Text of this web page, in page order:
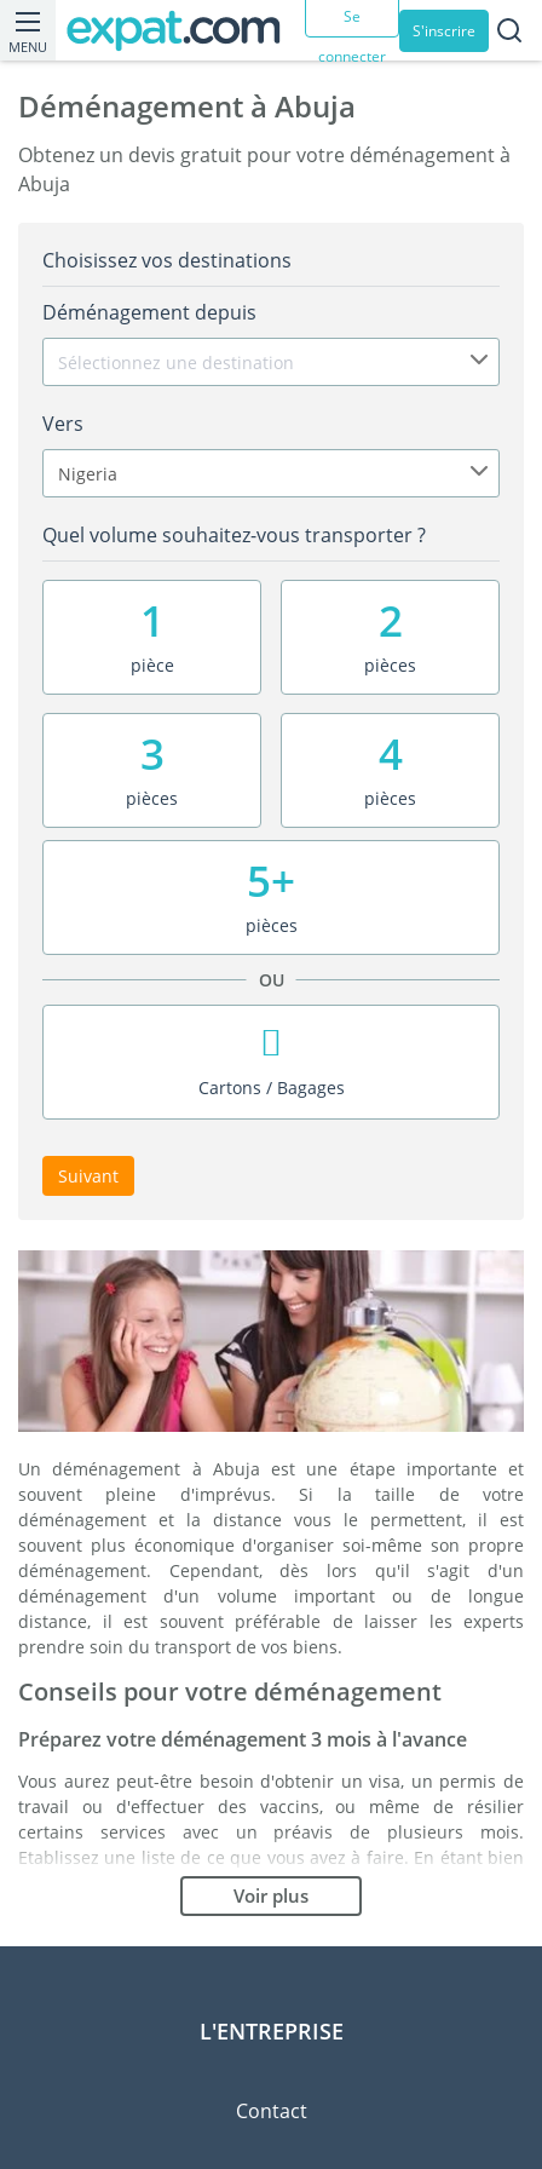
MENU
Se
connecter
S'inscrire
Déménagement à Abuja
Obtenez un devis gratuit pour votre déménagement à
Abuja
Choisissez vos destinations
Déménagement depuis
Sélectionnez une destination
Vers
Nigeria
Quel volume souhaitez-vous transporter ?
1
pièce
2
pièces
3
pièces
4
pièces
5+
pièces
OU
Cartons / Bagages
Suivant
Un déménagement à Abuja est une étape importante et
souvent pleine d'imprévus. Si la taille de votre
déménagement et la distance vous le permettent, il est
souvent plus économique d'organiser soi-même son propre
déménagement. Cependant, dès lors qu'il s'agit d'un
déménagement d'un volume important ou de longue
distance, il est souvent préférable de laisser les experts
prendre soin du transport de vos biens.
Conseils pour votre déménagement
Préparez votre déménagement 3 mois à l'avance
Vous aurez peut-être besoin d'obtenir un visa, un permis de
travail ou d'effectuer des vaccins, ou même de résilier
certains services avec un préavis de plusieurs mois.
Etablissez une liste de ce que vous avez à faire. En étant bien
organisé, vous vous assurez du bon déroulement de votre
Choisissez le bon déménageur
indépendants tels que la FIDI vous permettront d'avoir une
variété des emballages disponibles ainsi qu'un réseau
Voir plus
L'ENTREPRISE
Contact